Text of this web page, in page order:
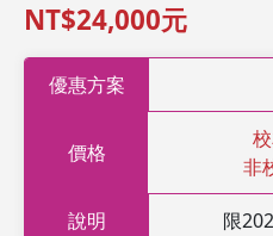
NT$24,000元
優惠方案
價格
非
說明 限